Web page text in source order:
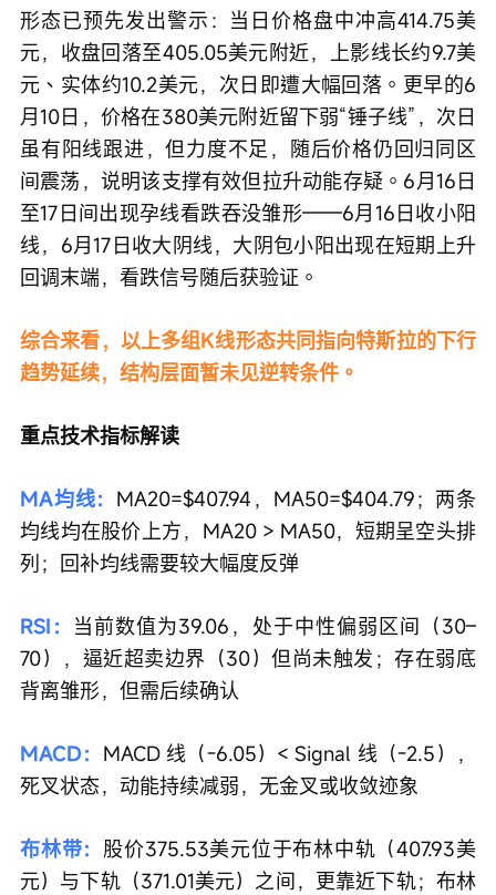
形态已预先发出警示：当日价格盘中冲高414.75美
元，收盘回落至405.05美元附近，上影线长约9.7美
元、实体约10.2美元，次日即遭大幅回落。更早的6
月10日，价格在380美元附近留下弱“锤子线”，次日
虽有阳线跟进，但力度不足，随后价格仍回归同区
间震荡，说明该支撑有效但拉升动能存疑。6月16日
至17日间出现孕线看跌吞没雏形——6月16日收小阳
线，6月17日收大阴线，大阴包小阳出现在短期上升
回调末端，看跌信号随后获验证。
综合来看，以上多组K线形态共同指向特斯拉的下行
趋势延续，结构层面暂未见逆转条件。
重点技术指标解读
MA均线： MA20=$407.94，MA50=$404.79；两条
均线均在股价上方，MA20 > MA50，短期呈空头排
列；回补均线需要较大幅度反弹
RSI： 当前数值为39.06，处于中性偏弱区间（30–
70），逼近超卖边界（30）但尚未触发；存在弱底
背离雏形，但需后续确认
MACD： MACD 线（-6.05）< Signal 线（-2.5），
死叉状态，动能持续减弱，无金叉或收敛迹象
布林带： 股价375.53美元位于布林中轨（407.93美
元）与下轨（371.01美元）之间，更靠近下轨；布林